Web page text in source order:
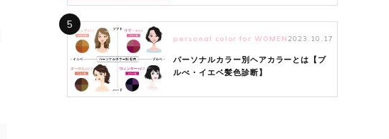
5
personal color for WOMEN2023.10.17
パーソナルカラー別ヘアカラーとは【ブ
ルべ・イエベ髪色診断】